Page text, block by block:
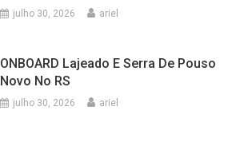
julho 30, 2026 ariel
ONBOARD Lajeado E Serra De Pouso
Novo No RS
julho 30, 2026 ariel